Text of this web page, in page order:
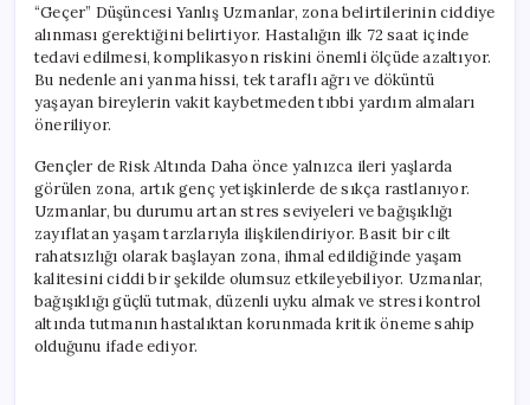
“Geçer” Düşüncesi Yanlış Uzmanlar, zona belirtilerinin ciddiye
alınması gerektiğini belirtiyor. Hastalığın ilk 72 saat içinde
tedavi edilmesi, komplikasyon riskini önemli ölçüde azaltıyor.
Bu nedenle ani yanma hissi, tek taraflı ağrı ve döküntü
yaşayan bireylerin vakit kaybetmeden tıbbi yardım almaları
öneriliyor.
Gençler de Risk Altında Daha önce yalnızca ileri yaşlarda
görülen zona, artık genç yetişkinlerde de sıkça rastlanıyor.
Uzmanlar, bu durumu artan stres seviyeleri ve bağışıklığı
zayıflatan yaşam tarzlarıyla ilişkilendiriyor. Basit bir cilt
rahatsızlığı olarak başlayan zona, ihmal edildiğinde yaşam
kalitesini ciddi bir şekilde olumsuz etkileyebiliyor. Uzmanlar,
bağışıklığı güçlü tutmak, düzenli uyku almak ve stresi kontrol
altında tutmanın hastalıktan korunmada kritik öneme sahip
olduğunu ifade ediyor.